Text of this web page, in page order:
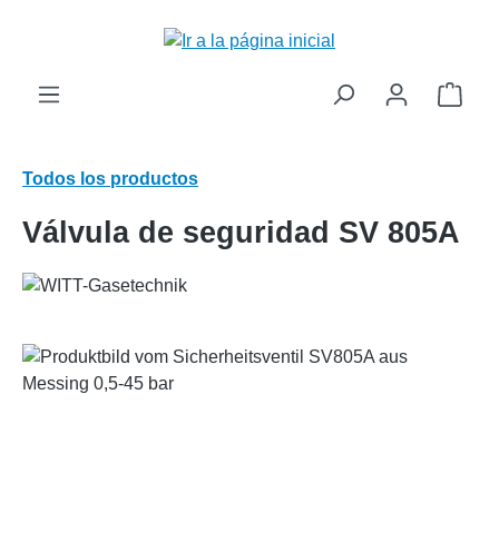
El
Todos los productos
Válvula de seguridad SV 805A
Omitir galería de imágenes